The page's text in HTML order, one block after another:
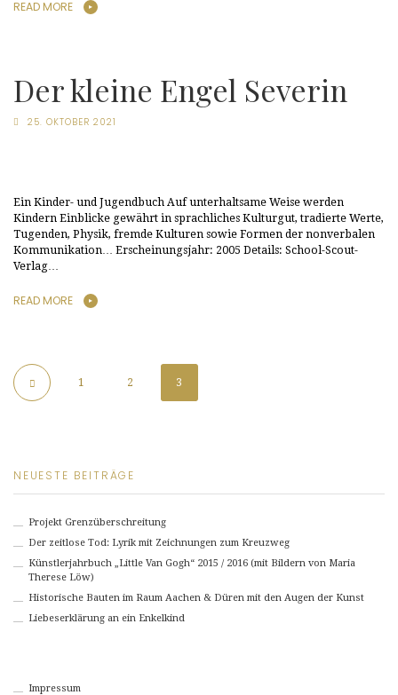
READ MORE
Der kleine Engel Severin
25. OKTOBER 2021
Ein Kinder- und Jugendbuch Auf unterhaltsame Weise werden
Kindern Einblicke gewährt in sprachliches Kulturgut, tradierte Werte,
Tugenden, Physik, fremde Kulturen sowie Formen der nonverbalen
Kommunikation… Erscheinungsjahr: 2005 Details: School-Scout-
Verlag…
READ MORE
1 2 3
NEUESTE BEITRÄGE
Projekt Grenzüberschreitung
Der zeitlose Tod: Lyrik mit Zeichnungen zum Kreuzweg
Künstlerjahrbuch „Little Van Gogh“ 2015 / 2016 (mit Bildern von Maria
Therese Löw)
Historische Bauten im Raum Aachen & Düren mit den Augen der Kunst
Liebeserklärung an ein Enkelkind
Impressum